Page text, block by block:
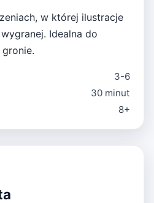
w której ilustracje
Idealna do
3-6
30 minut
8+